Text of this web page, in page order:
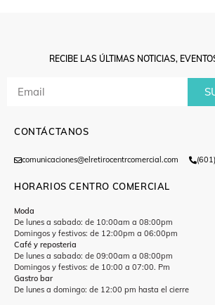
RECIBE LAS ÚLTIMAS NOTICIAS,
CONTÁCTANOS
comunicaciones@elretirocentrcomercial.com
HORARIOS CENTRO COMERCIAL
Moda
De lunes a sabado: de 10:00am a 08:00pm
Domingos y festivos: de 12:00pm a 06:00pm
Café y reposteria
De lunes a sabado: de 09:00am a 08:00pm
Domingos y festivos: de 10:00 a 07:00. Pm
Gastro bar
De lunes a domingo: de 12:00 pm hasta el cierre